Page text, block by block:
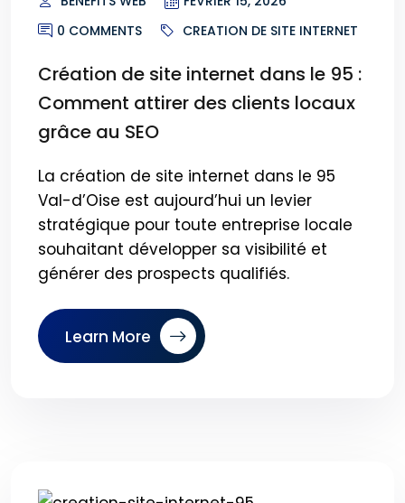
0 COMMENTS
CREATION DE SITE INTERNET
Création de site internet dans le 95 :
Comment attirer des clients locaux
grâce au SEO
La création de site internet dans le 95
Val-d’Oise est aujourd’hui un levier
stratégique pour toute entreprise locale
souhaitant développer sa visibilité et
générer des prospects qualifiés.
Learn More